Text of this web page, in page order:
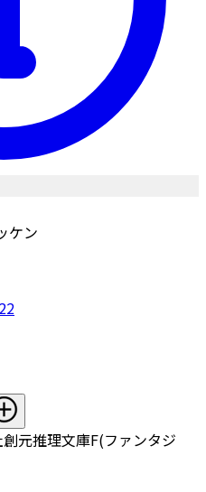
ケン
元推理文庫F(ファンタジ